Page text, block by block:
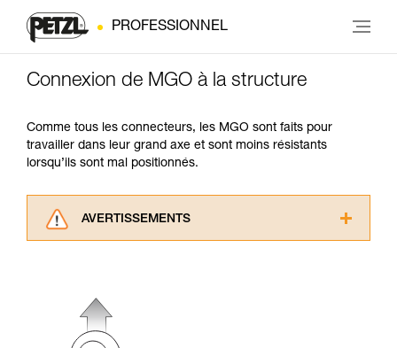
PROFESSIONNEL
Connexion de MGO à la structure
Comme tous les connecteurs, les MGO sont faits pour
travailler dans leur grand axe et sont moins résistants
lorsqu’ils sont mal positionnés.
AVERTISSEMENTS
informations de la notice technique pour
pouvoir comprendre ce complément
d’informations.